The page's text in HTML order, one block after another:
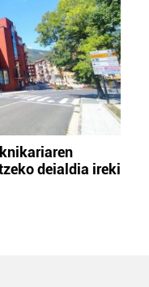
deialdia ireki